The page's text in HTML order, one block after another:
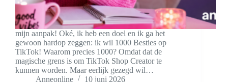
mijn aanpak! Oké, ik heb een doel en ik ga het
gewoon hardop zeggen: ik wil 1000 Besties op
TikTok! Waarom precies 1000? Omdat dat de
magische grens is om TikTok Shop Creator te
kunnen worden. Maar eerlijk gezegd wil…
Anneonline
10 juni 2026